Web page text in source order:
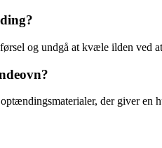
og undgå at kvæle ilden ved
der giver